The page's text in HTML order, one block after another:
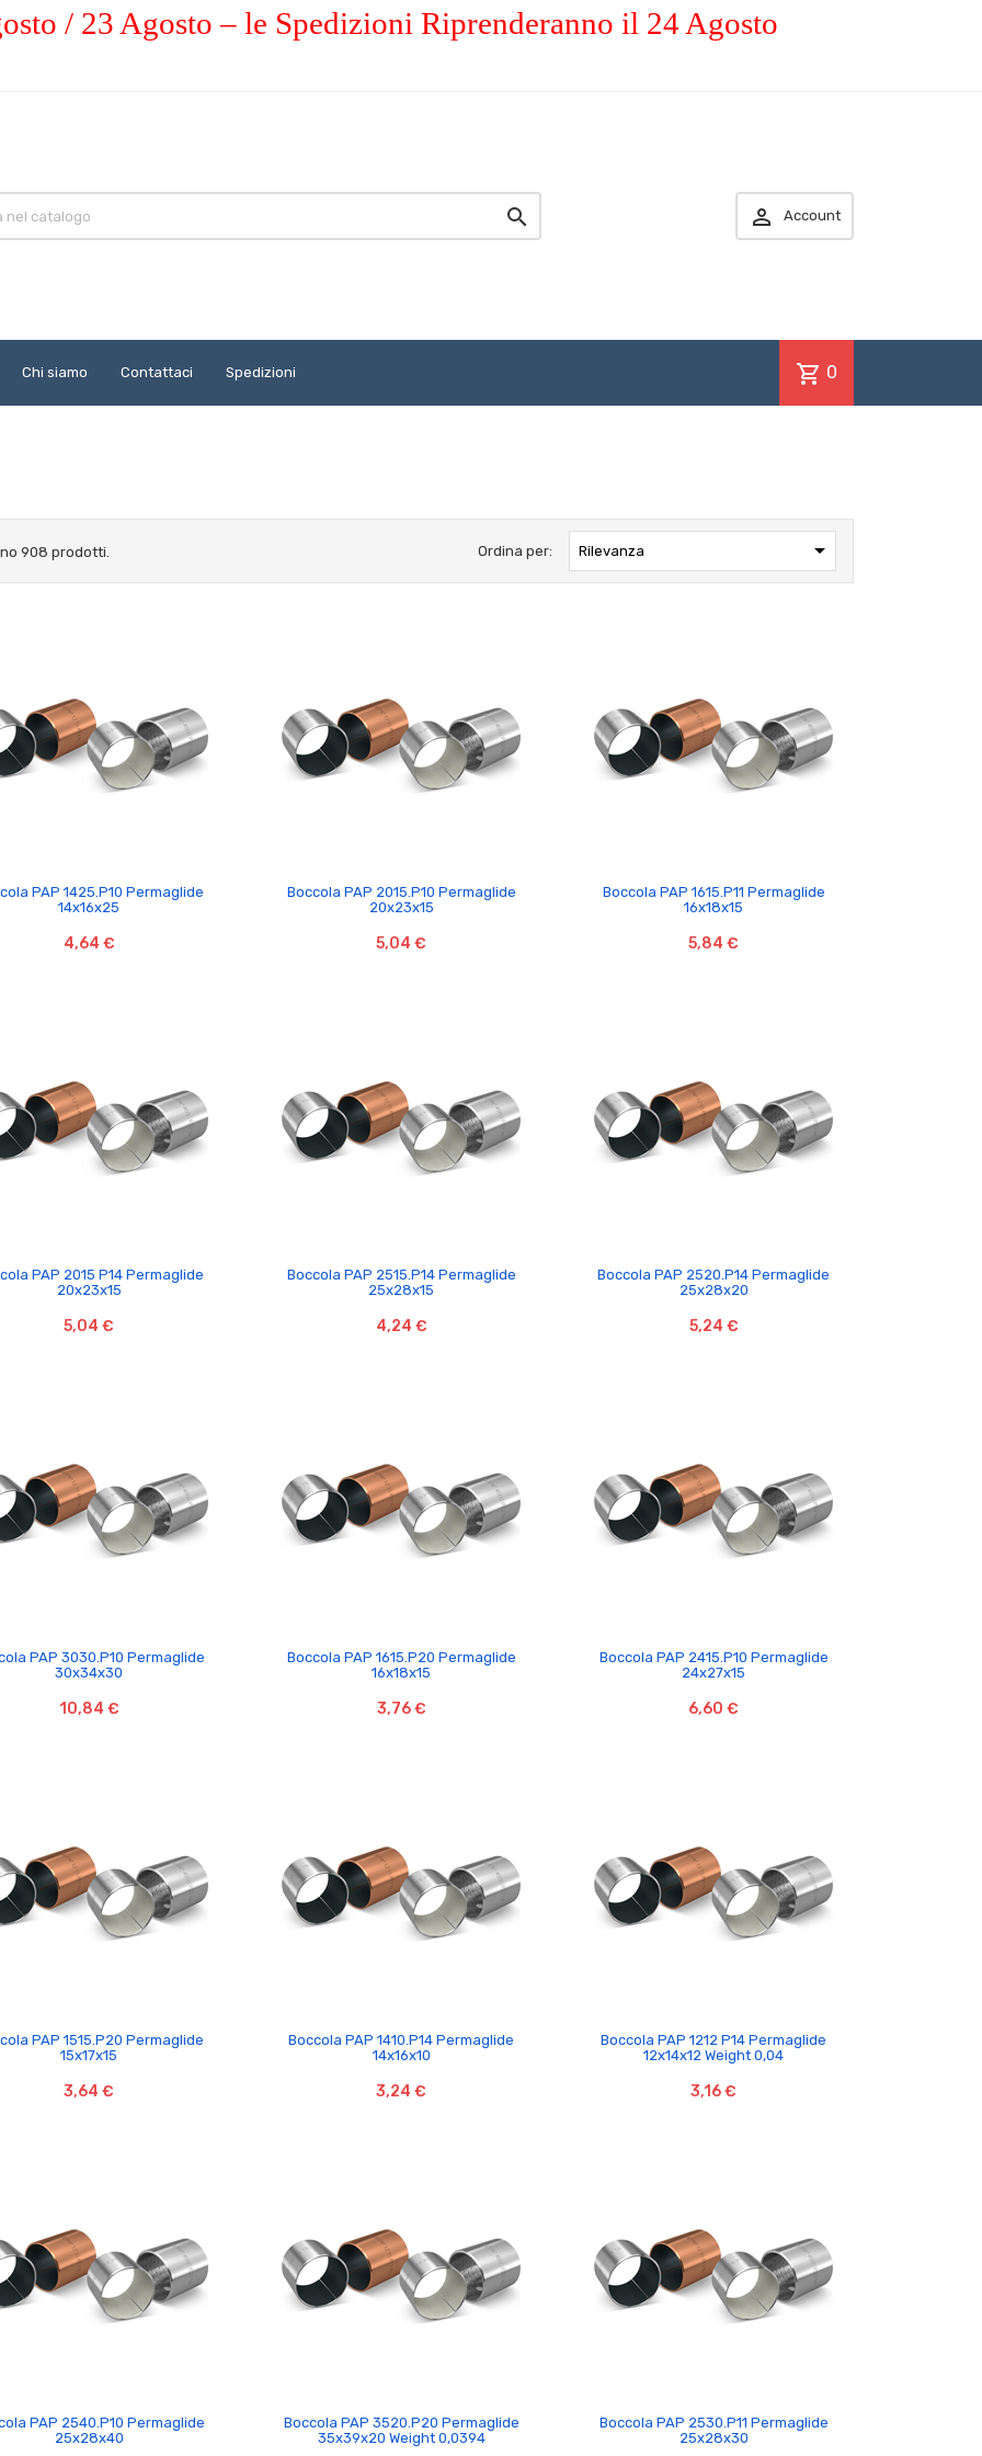
/ 23 Agosto – le Spedizioni Riprenderanno il 24 Agosto
  Account
Chi siamo Contattaci Spedizioni shopping_cart 0
908 prodotti. Ordina per: Rilevanza 

PAP 1425.P10 Permaglide
14x16x25
4,64 €

Boccola PAP 2015.P10 Permaglide
20x23x15
5,04 €

Boccola PAP 1615.P11 Permaglide
16x18x15
5,84 €

PAP 2015 P14 Permaglide
20x23x15
5,04 €

Boccola PAP 2515.P14 Permaglide
25x28x15
4,24 €

Boccola PAP 2520.P14 Permaglide
25x28x20
5,24 €

PAP 3030.P10 Permaglide
30x34x30
10,84 €

Boccola PAP 1615.P20 Permaglide
16x18x15
3,76 €

Boccola PAP 2415.P10 Permaglide
24x27x15
6,60 €

PAP 1515.P20 Permaglide
15x17x15
3,64 €

Boccola PAP 1410.P14 Permaglide
14x16x10
3,24 €

Boccola PAP 1212 P14 Permaglide
12x14x12 Weight 0,04
3,16 €

PAP 2540.P10 Permaglide
25x28x40

Boccola PAP 3520.P20 Permaglide
35x39x20 Weight 0,0394

Boccola PAP 2530.P11 Permaglide
25x28x30